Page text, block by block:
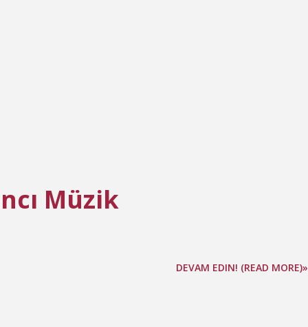
Müzik
DEVAM EDIN! (READ MORE)»